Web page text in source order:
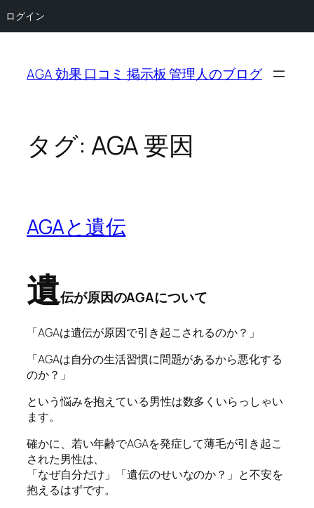
ログイン
AGA 効果 口コミ 掲示板 管理人のブログ
タグ: AGA 要因
AGAと遺伝
遺伝が原因のAGAについて
「AGAは遺伝が原因で引き起こされるのか？」
「AGAは自分の生活習慣に問題があるから悪化する
のか？」
という悩みを抱えている男性は数多くいらっしゃい
ます。
確かに、若い年齢でAGAを発症して薄毛が引き起こ
された男性は、
「なぜ自分だけ」「遺伝のせいなのか？」と不安を
抱えるはずです。